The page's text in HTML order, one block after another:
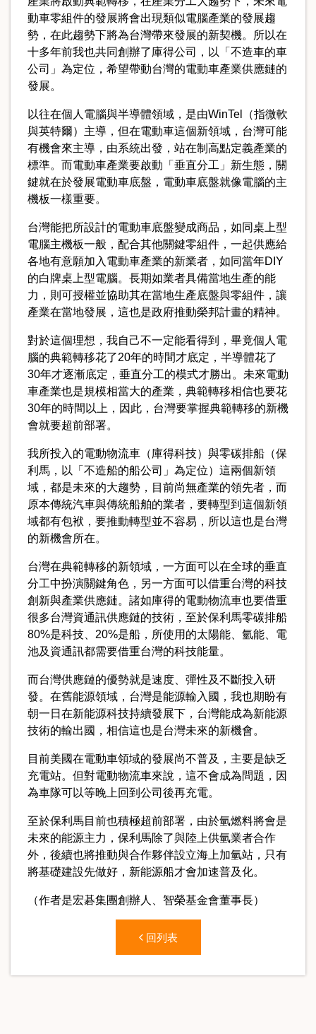
動車零組件的發展將會出現類似電腦產業的發展趨
勢，在此趨勢下將為台灣帶來發展的新契機。所以在
十多年前我也共同創辦了庫得公司，以「不造車的車
公司」為定位，希望帶動台灣的電動車產業供應鏈的
發展。
以往在個人電腦與半導體領域，是由WinTel（指微軟
與英特爾）主導，但在電動車這個新領域，台灣可能
有機會來主導，由系統出發，站在制高點定義產業的
標準。而電動車產業要啟動「垂直分工」新生態，關
鍵就在於發展電動車底盤，電動車底盤就像電腦的主
機板一樣重要。
台灣能把所設計的電動車底盤變成商品，如同桌上型
電腦主機板一般，配合其他關鍵零組件，一起供應給
各地有意願加入電動車產業的新業者，如同當年DIY
的白牌桌上型電腦。長期如業者具備當地生產的能
力，則可授權並協助其在當地生產底盤與零組件，讓
產業在當地發展，這也是政府推動榮邦計畫的精神。
對於這個理想，我自己不一定能看得到，畢竟個人電
腦的典範轉移花了20年的時間才底定，半導體花了
30年才逐漸底定，垂直分工的模式才勝出。未來電動
車產業也是規模相當大的產業，典範轉移相信也要花
30年的時間以上，因此，台灣要掌握典範轉移的新機
會就要超前部署。
我所投入的電動物流車（庫得科技）與零碳排船（保
利馬，以「不造船的船公司」為定位）這兩個新領
域，都是未來的大趨勢，目前尚無產業的領先者，而
原本傳統汽車與傳統船舶的業者，要轉型到這個新領
域都有包袱，要推動轉型並不容易，所以這也是台灣
的新機會所在。
台灣在典範轉移的新領域，一方面可以在全球的垂直
分工中扮演關鍵角色，另一方面可以借重台灣的科技
創新與產業供應鏈。諸如庫得的電動物流車也要借重
很多台灣資通訊供應鏈的技術，至於保利馬零碳排船
80%是科技、20%是船，所使用的太陽能、氫能、電
池及資通訊都需要借重台灣的科技能量。
而台灣供應鏈的優勢就是速度、彈性及不斷投入研
發。在舊能源領域，台灣是能源輸入國，我也期盼有
朝一日在新能源科技持續發展下，台灣能成為新能源
技術的輸出國，相信這也是台灣未來的新機會。
目前美國在電動車領域的發展尚不普及，主要是缺乏
充電站。但對電動物流車來說，這不會成為問題，因
為車隊可以等晚上回到公司後再充電。
至於保利馬目前也積極超前部署，由於氫燃料將會是
未來的能源主力，保利馬除了與陸上供氫業者合作
外，後續也將推動與合作夥伴設立海上加氫站，只有
將基礎建設先做好，新能源船才會加速普及化。
（作者是宏碁集團創辦人、智榮基金會董事長）
回列表